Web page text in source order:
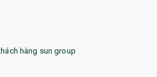
hàng sun group